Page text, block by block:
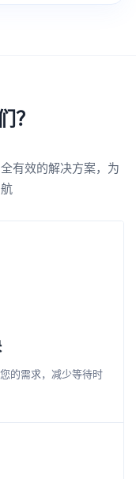
？
有效的解决方案，为
的需求，减少等待时